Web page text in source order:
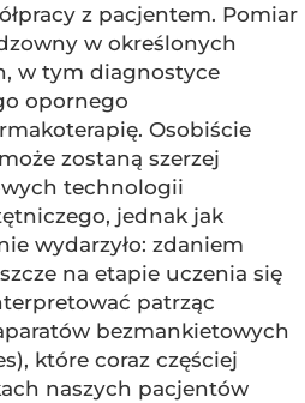
z pacjentem. Pomiar
w określonych
w tym diagnostyce
opornego
Osobiście
zostaną szerzej
technologii
jednak jak
wydarzyło: zdaniem
na etapie uczenia się
patrząc
bezmankietowych
które coraz częściej
naszych pacjentów